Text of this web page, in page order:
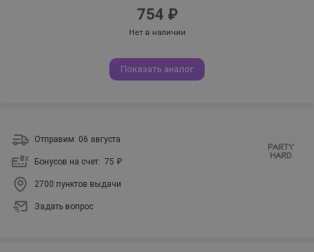
754 ₽
Нет в наличии
Показать аналог
Отправим: 06 августа
Бонусов на счет: 75 ₽
2700 пунктов выдачи
Задать вопрос